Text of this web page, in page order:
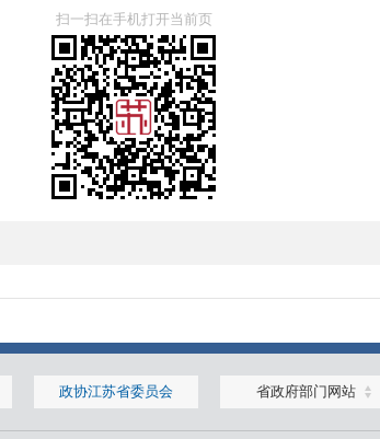
扫一扫在手机打开当前页
政协江苏省委员会 省政府部门网站